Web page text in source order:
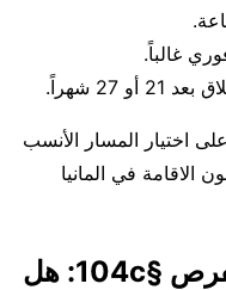
غالباً.
27 شهراً.
اختيار المسار الأنسب
الاقامة في المانيا
حق الإقامة القائم على الفرص §104c: هل